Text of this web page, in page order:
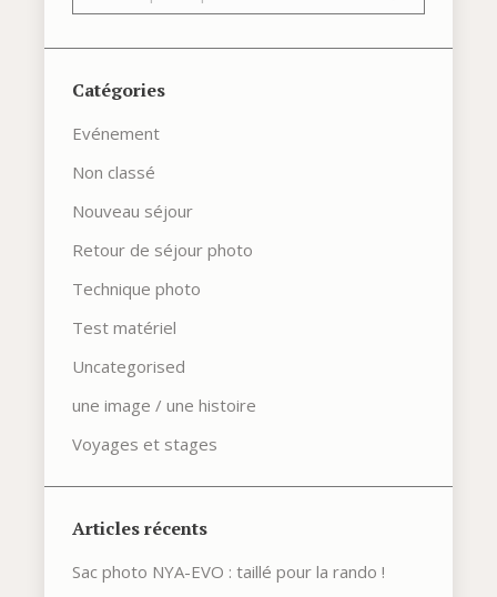
Catégories
Evénement
Non classé
Nouveau séjour
Retour de séjour photo
Technique photo
Test matériel
Uncategorised
une image / une histoire
Voyages et stages
Articles récents
Sac photo NYA-EVO : taillé pour la rando !